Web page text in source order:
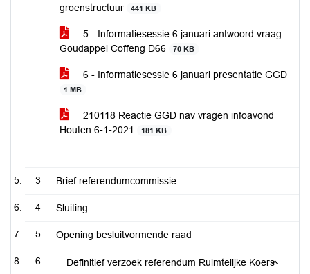
groenstructuur
441 KB
5 - Informatiesessie 6 januari antwoord vraag
Goudappel Coffeng D66
70 KB
6 - Informatiesessie 6 januari presentatie GGD
1 MB
210118 Reactie GGD nav vragen infoavond
Houten 6-1-2021
181 KB
3 Brief referendumcommissie
4 Sluiting
5 Opening besluitvormende raad
6 Definitief verzoek referendum Ruimtelijke Koers